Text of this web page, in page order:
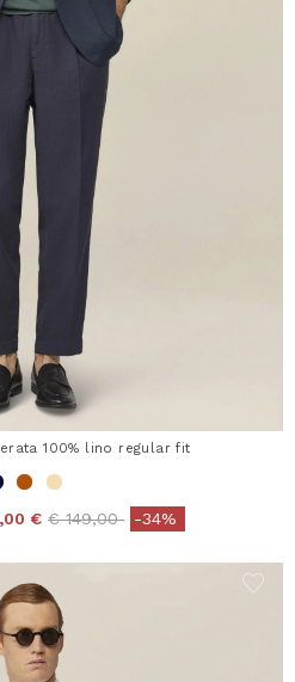
100% lino regular fit
€ Price reduced from
€ 149,00to-34%